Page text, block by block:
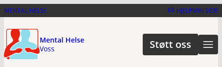
Hopp
hovedinnhold
MENTAL HELSE FÅ HJELPMIN SIDE
Mental Helse
Voss
Støtt oss